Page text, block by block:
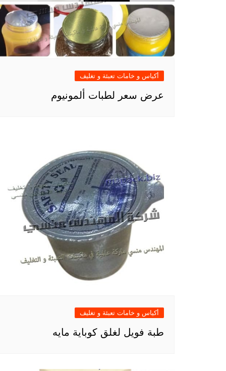
أكياس و خامات تعبئة و تغليف
عرض سعر لطبات ألمونيوم
أكياس و خامات تعبئة و تغليف
طبة فويل لغلق كوباية مايه